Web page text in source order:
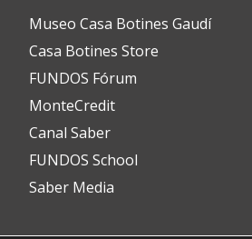
Museo Casa Botines Gaudí
Casa Botines Store
FUNDOS Fórum
MonteCredit
Canal Saber
FUNDOS School
Saber Media